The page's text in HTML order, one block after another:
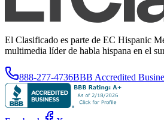
El Clasificado es parte de EC Hispanic
multimedia líder de habla hispana en el
888-277-4736BBB Accredited